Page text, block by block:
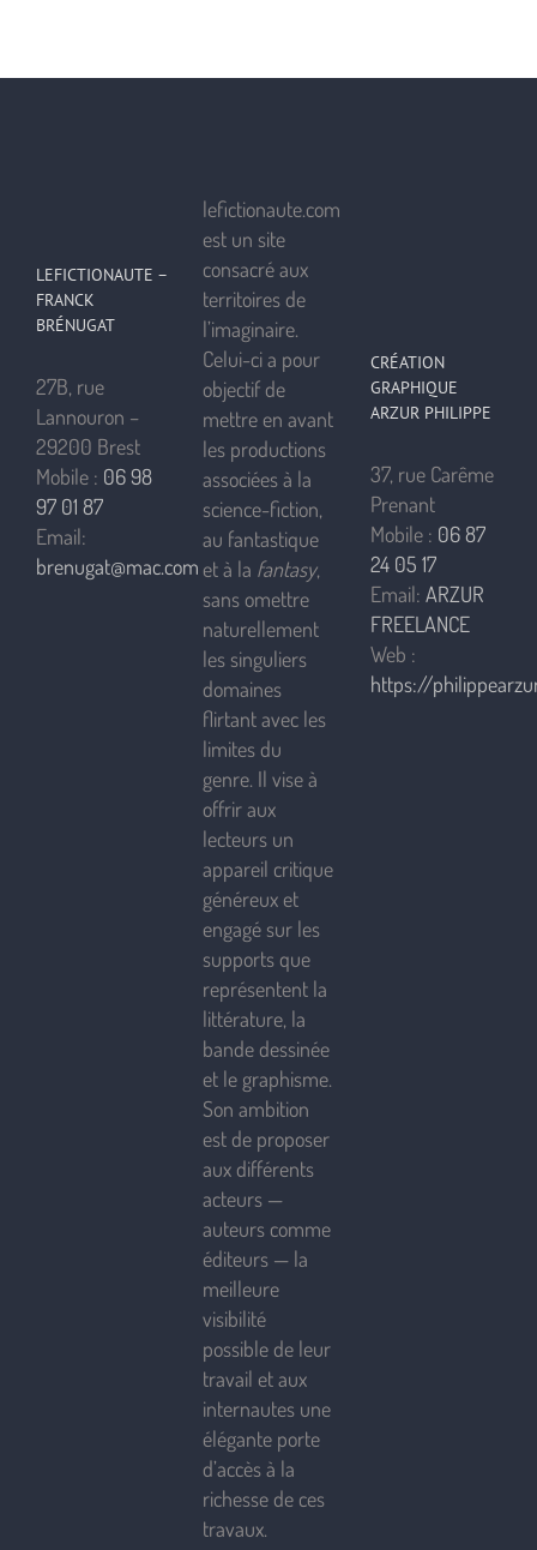
LEFICTIONAUTE –
FRANCK
BRÉNUGAT
27B, rue
Lannouron –
29200 Brest
Mobile : 06 98
97 01 87
Email:
brenugat@mac.com
lefictionaute.com
est un site
consacré aux
territoires de
l’imaginaire.
Celui-ci a pour
objectif de
mettre en avant
les productions
associées à la
science-fiction,
au fantastique
et à la fantasy,
sans omettre
naturellement
les singuliers
domaines
flirtant avec les
limites du
genre. Il vise à
offrir aux
lecteurs un
appareil critique
généreux et
engagé sur les
supports que
représentent la
littérature, la
bande dessinée
et le graphisme.
Son ambition
est de proposer
aux différents
acteurs —
auteurs comme
éditeurs — la
meilleure
visibilité
possible de leur
travail et aux
internautes une
élégante porte
d’accès à la
richesse de ces
travaux.
CRÉATION
GRAPHIQUE
ARZUR PHILIPPE
37, rue Carême
Prenant
Mobile : 06 87
24 05 17
Email: ARZUR
FREELANCE
Web :
https://